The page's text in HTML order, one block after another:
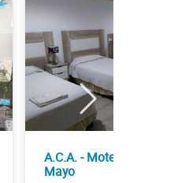
A.C.A. - Motel Colonia 25
Mayo